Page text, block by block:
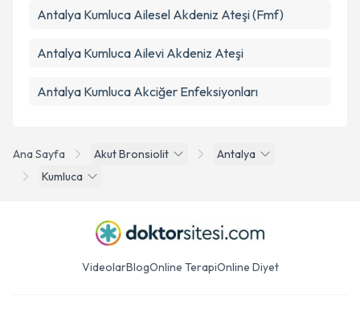
Ana Sayfa Akut Bronsiolit
Antalya
Kumluca
Antalya Kumluca Ailesel Akdeniz Ateşi (Fmf)
Antalya Kumluca Ailevi Akdeniz Ateşi
Antalya Kumluca Akciğer Enfeksiyonları
VideolarBlogOnline TerapiOnline Diyet